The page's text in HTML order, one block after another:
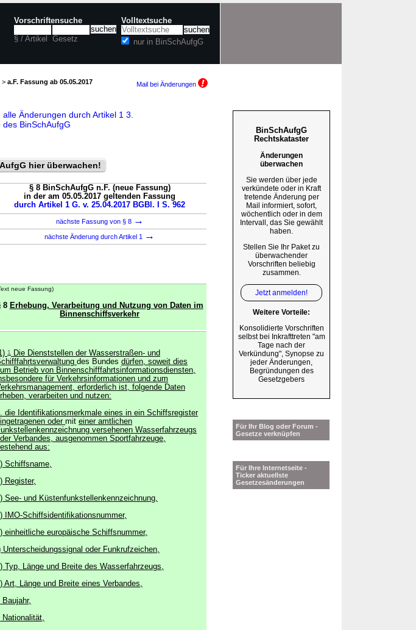
Vorschriftensuche
§ / Artikel Gesetz
Volltextsuche
nur in BinSchAufgG
> a.F. Fassung ab 05.05.2017 Mail bei Änderungen
alle Änderungen durch Artikel 1 3.
BinSchAufgG
hier überwachen!
§ 8 BinSchAufgG n.F. (neue Fassung)
in der am 05.05.2017 geltenden Fassung
durch Artikel 1 G. v. 25.04.2017 BGBl. I S. 962
nächste Fassung von § 8 →
nächste Änderung durch Artikel 1 →
neue Fassung)
8 Erhebung, Verarbeitung und Nutzung von Daten im
Binnenschiffsverkehr
1
Die Dienststellen der Wasserstraßen- und
des Bundes dürfen, soweit dies
Betrieb von Binnenschifffahrtsinformationsdiensten,
für Verkehrsinformationen und zum
erforderlich ist, folgende Daten
verarbeiten und nutzen:
die Identifikationsmerkmale eines in ein Schiffsregister
oder mit einer amtlichen
versehenen Wasserfahrzeugs
Verbandes, ausgenommen Sportfahrzeuge,
aus:
Schiffsname,
Register,
See- und Küstenfunkstellenkennzeichnung,
IMO-Schiffsidentifikationsnummer,
einheitliche europäische Schiffsnummer,
Unterscheidungssignal oder Funkrufzeichen,
Typ, Länge und Breite des Wasserfahrzeugs,
Art, Länge und Breite eines Verbandes,
Baujahr,
Nationalität,
BinSchAufgG
Rechtskataster
Änderungen
überwachen
Sie werden über jede
verkündete oder in Kraft
tretende Änderung per
Mail informiert, sofort,
wöchentlich oder in dem
Intervall, das Sie gewählt
haben.
Stellen Sie Ihr Paket zu
überwachender
Vorschriften beliebig
zusammen.
Jetzt anmelden!
Weitere Vorteile:
Konsolidierte Vorschriften
selbst bei Inkrafttreten "am
Tage nach der
Verkündung", Synopse zu
jeder Änderungen,
Begründungen des
Gesetzgebers
Für Ihr Blog oder Forum -
Gesetze verknüpfen
Für Ihre Internetseite -
Ticker aktuellste
Gesetzesänderungen